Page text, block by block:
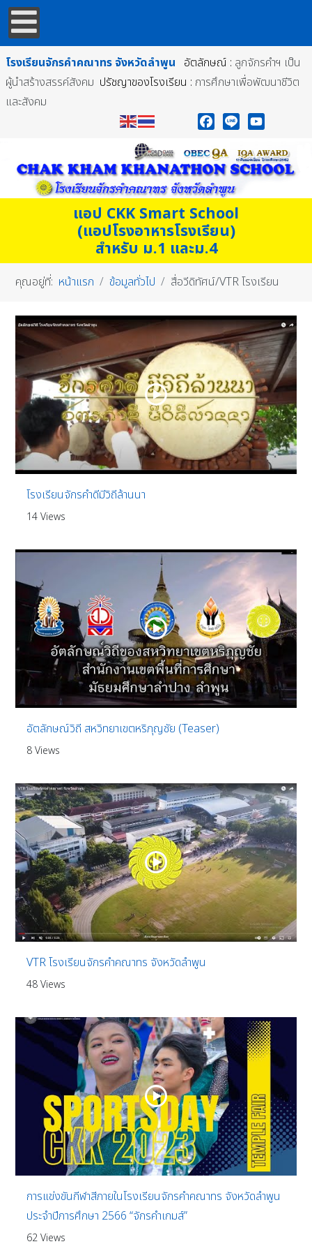
โรงเรียนจักรคำคณาทร จังหวัดลำพูน อัตลักษณ์ : ลูกจักรคำฯ เป็น
ผู้นำสร้างสรรค์สังคม ปรัชญาของโรงเรียน : การศึกษาเพื่อพัฒนาชีวิต
และสังคม
แอป CKK Smart School
(แอปโรงอาหารโรงเรียน)
สำหรับ ม.1 และม.4
คุณอยู่ที่: หน้าแรก ข้อมูลทั่วไป สื่อวีดิทัศน์/VTR โรงเรียน
โรงเรียนจักรคำดีมีวิถีล้านนา
14 Views
อัตลักษณ์วิถี สหวิทยาเขตหริภุญชัย (Teaser)
8 Views
VTR โรงเรียนจักรคำคณาทร จังหวัดลำพูน
48 Views
การแข่งขันกีฬาสีภายในโรงเรียนจักรคำคณาทร จังหวัดลำพูน
ประจำปีการศึกษา 2566 “จักรคำเกมส์”
62 Views